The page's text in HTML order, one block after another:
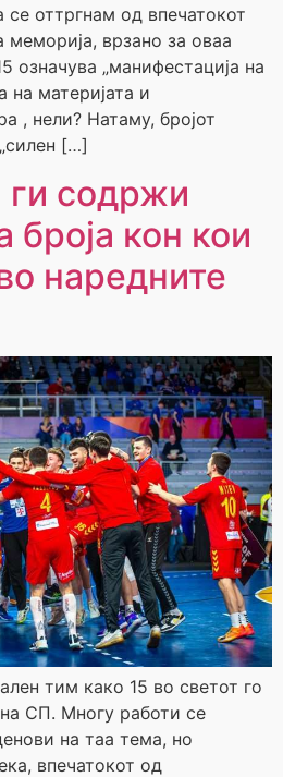
оттргнам од впечатокот
врзано за оваа
означува „манифестација на
на материјата и
, нели? Натаму, бројот
[…]
ги содржи
броја кон кои
наредните
тим како 15 во светот го
СП. Многу работи се
на таа тема, но
впечатокот од